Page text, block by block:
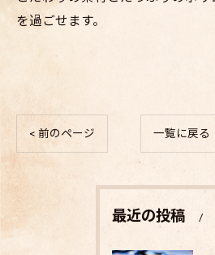
を過ごせます。
< 前のページ 一覧に戻る
最近の投稿